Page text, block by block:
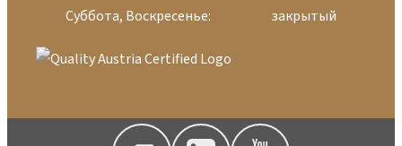
Суббота, Воскресенье:
закрытый